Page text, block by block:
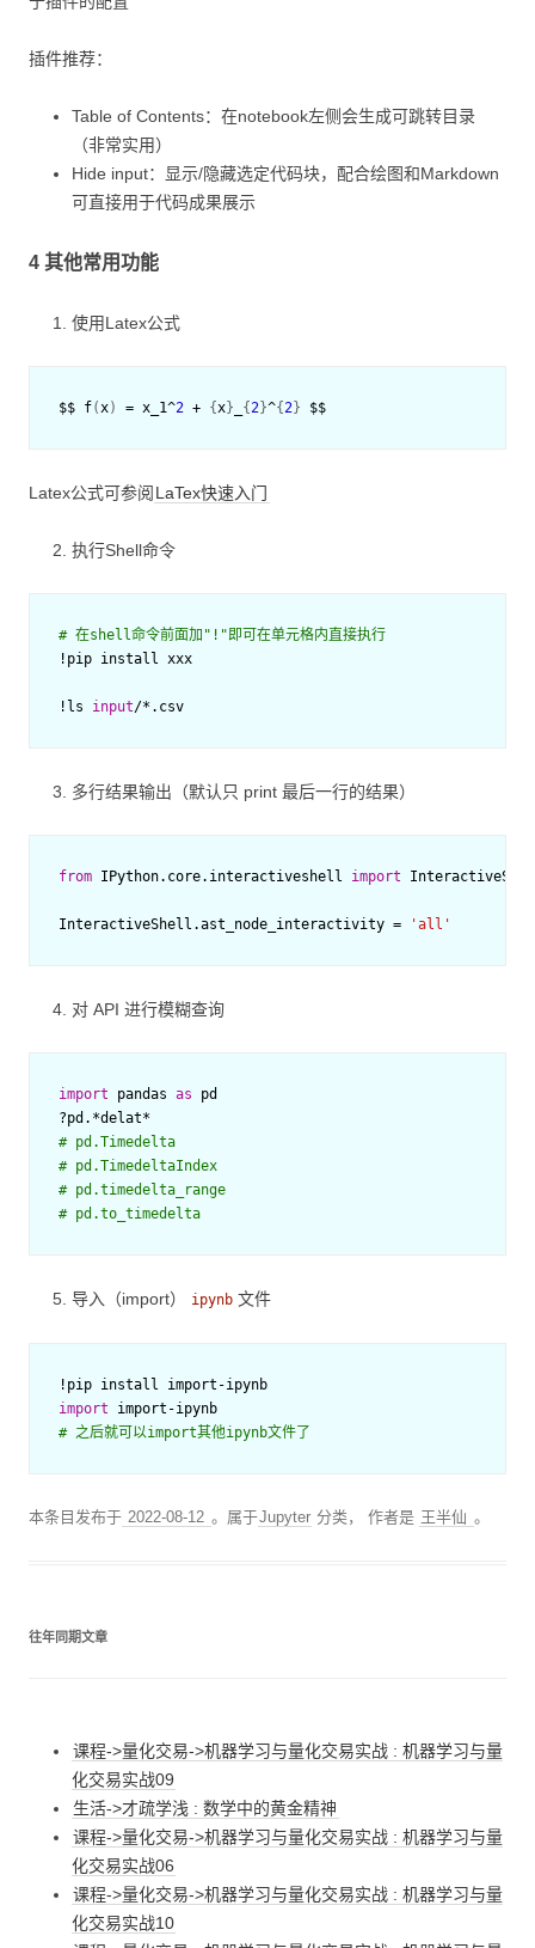
插件推荐：
Table of Contents：在notebook左侧会生成可跳转目录
（非常实用）
Hide input：显示/隐藏选定代码块，配合绘图和Markdown
可直接用于代码成果展示
4 其他常用功能
使用Latex公式
$$ f(x) = x_1^2 + {x} {2}^{2} $$
Latex公式可参阅 LaTex快速入门
执行Shell命令
# 在shell命令前面加"!"即可在单元格内直接执行
! pip install xxx
! ls input/*. csv
多行结果输出（默认只 print 最后一行的结果）
from IPython.core.interactiveshell import
InteractiveShell .ast_node_interactivity = 'all'
对 API 进行模糊查询
import pandas as
pd
?pd .*delat*
# pd.Timedelta
# pd.TimedeltaIndex
# pd.timedelta_range
# pd.to_timedelta
导入（import） ipynb 文件
! pip install import -ipynb
import
import -ipynb
# 之后就可以import其他ipynb文件了
本条目发布于 2022-08-12 。属于Jupyter 分类，作者是 王半仙 。
往年同期文章
课程->量化交易->机器学习与量化交易实战 : 机器学习与量
化交易实战09
生活->才疏学浅 : 数学中的黄金精神
课程->量化交易->机器学习与量化交易实战 : 机器学习与量
化交易实战06
课程->量化交易->机器学习与量化交易实战 : 机器学习与量
化交易实战10